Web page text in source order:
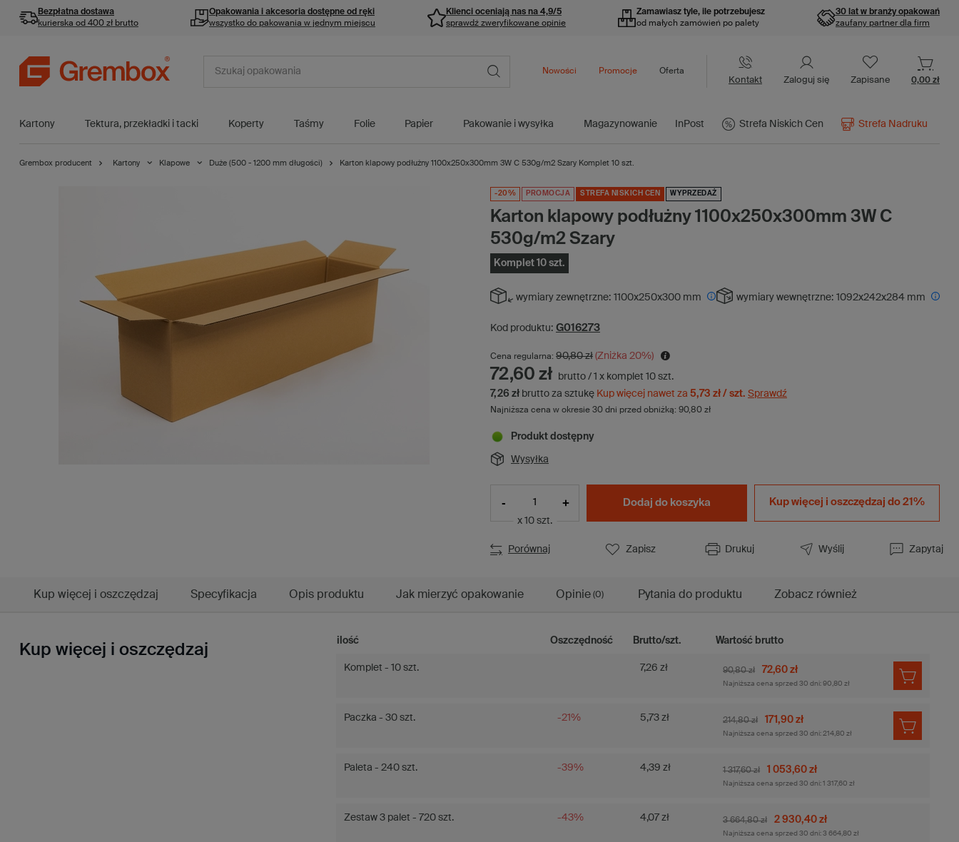
Bezpłatna dostawa
kurierska od 400 zł brutto
Opakowania i akcesoria dostępne od ręki
wszystko do pakowania w jednym miejscu
Klienci oceniają nas na 4,9/5
sprawdź zweryfikowane opinie
Zamawiasz tyle, ile potrzebujesz
od małych zamówień po palety
30 lat w branży opakowań
zaufany partner dla firm
Kontakt Zaloguj się Zapisane 0,00 zł
Kartony Tektura, przekładki i tacki Koperty Taśmy Folie Papier Pakowanie i wysyłka Magazynowanie InPost Strefa Niskich Cen Strefa Nadruku
Nowości Promocje Oferta
Grembox producent Kartony Klapowe Duże (500 - 1200 mm długości) Karton klapowy podłużny 1100x250x300mm 3W C 530g/m2 Szary Komplet 10 szt.
-20% PROMOCJA STREFA NISKICH CEN WYPRZEDAŻ
Karton klapowy podłużny 1100x250x300mm 3W C
530g/m2 Szary
Komplet 10 szt.
wymiary zewnętrzne: 1100x250x300 mm wymiary wewnętrzne: 1092x242x284 mm
Kod produktu: G016273
Cena regularna: 90,80 zł (Zniżka 20%)
72,60 zł brutto / 1 x komplet 10 szt.
7,26 zł brutto za sztukę Kup więcej nawet za 5,73 zł / szt. Sprawdź
Najniższa cena w okresie 30 dni przed obniżką: 90,80 zł
Produkt dostępny
Wysyłka
- +
x 10 szt.
Dodaj do koszyka Kup więcej i oszczędzaj do 21%
Porównaj Zapisz Drukuj Wyślij Zapytaj
Kup więcej i oszczędzaj Specyfikacja Opis produktu Jak mierzyć opakowanie Opinie (0) Pytania do produktu Zobacz również
Kup więcej i oszczędzaj
ilość Oszczędność Brutto/szt. Wartość brutto
Komplet - 10 szt. 7,26 zł 72,60 zł
90,80 zł
Najniższa cena sprzed 30 dni:90,80 zł
Paczka - 30 szt. -21% 5,73 zł 171,90 zł
214,80 zł
Najniższa cena sprzed 30 dni: 214,80 zł
Paleta - 240 szt. -39% 4,39 zł 1 053,60 zł
1 317,60 zł
Najniższa cena sprzed 30 dni:1 317,60 zł
Zestaw 3 palet - 720 szt. -43% 4,07 zł 2 930,40 zł
3 664,80 zł
Najniższa cena sprzed 30 dni:3 664,80 zł